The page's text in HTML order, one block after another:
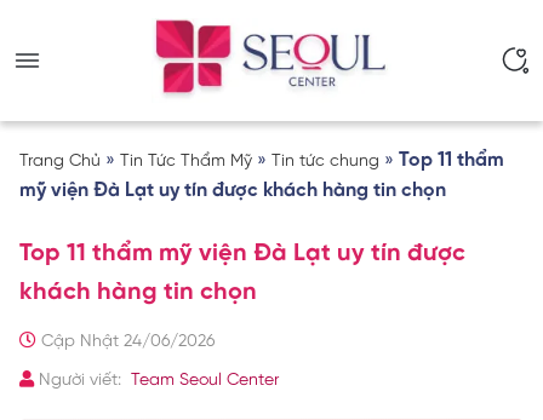
Trang Chủ » Tin Tức Thẩm Mỹ » Tin tức chung » Top 11 thẩm
mỹ viện Đà Lạt uy tín được khách hàng tin chọn
Top 11 thẩm mỹ viện Đà Lạt uy tín được
khách hàng tin chọn
Cập Nhật 24/06/2026
Người viết: Team Seoul Center